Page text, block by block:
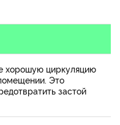
хорошую циркуляцию
Это
застой